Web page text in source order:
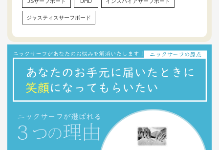
ジャスティスサーフボード